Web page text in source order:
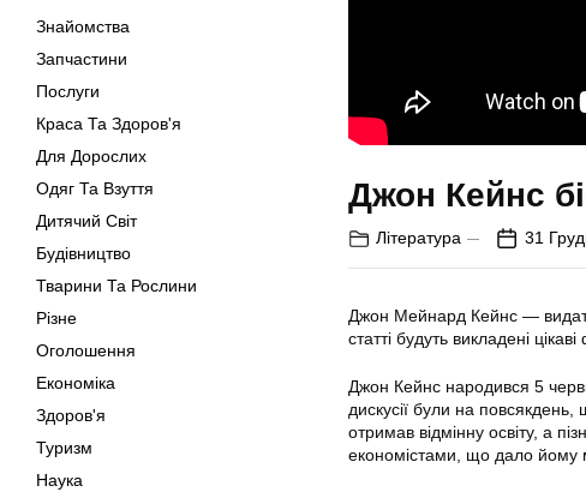
Знайомства
Запчастини
Послуги
Краса Та Здоров'я
Для Дорослих
Одяг Та Взуття
Дитячий Світ
Будівництво
Тварини Та Рослини
Різне
Оголошення
Економіка
Здоров'я
Туризм
Наука
Джон Кейнс
Література 31
Джон Мейнард Кейнс —
статті будуть викладені
Джон Кейнс народився 5
дискусії були на
отримав відмінну освіту, а
економістами, що дало йому